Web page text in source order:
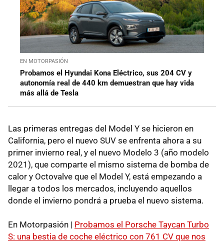
EN MOTORPASIÓN
Probamos el Hyundai Kona Eléctrico, sus 204 CV y
autonomía real de 440 km demuestran que hay vida
más allá de Tesla
Las primeras entregas del Model Y se hicieron en
California, pero el nuevo SUV se enfrenta ahora a su
primer invierno real, y el nuevo Modelo 3 (año modelo
2021), que comparte el mismo sistema de bomba de
calor y Octovalve que el Model Y, está empezando a
llegar a todos los mercados, incluyendo aquellos
donde el invierno pondrá a prueba el nuevo sistema.
En Motorpasión | Probamos el Porsche Taycan Turbo
S: una bestia de coche eléctrico con 761 CV que nos